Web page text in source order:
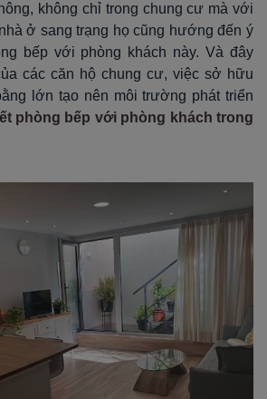
không chỉ trong chung cư mà với
ở sang trạng họ cũng hướng đến ý
bếp với phòng khách này. Và đây
các căn hộ chung cư, việc sở hữu
lớn tạo nên môi trường phát triển
phòng bếp với phòng khách trong